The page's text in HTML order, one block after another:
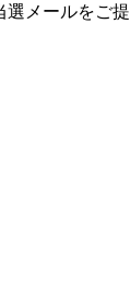
メールをご